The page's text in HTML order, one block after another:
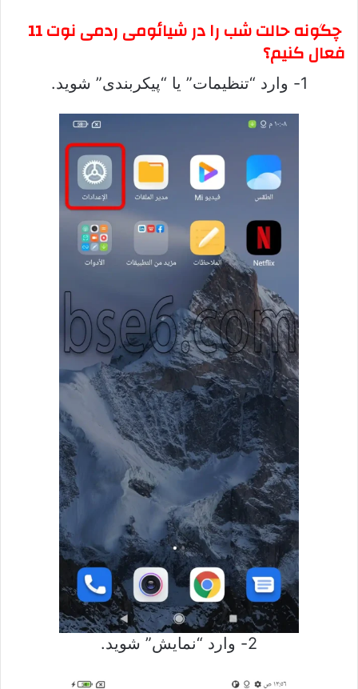
چگونه حالت شب را در شیائومی ردمی نوت 11
فعال کنیم؟
1- وارد “تنظیمات” یا “پیکربندی” شوید.
2- وارد “نمایش” شوید.